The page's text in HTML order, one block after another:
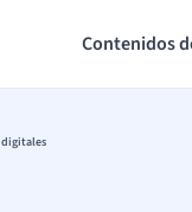
Contenidos